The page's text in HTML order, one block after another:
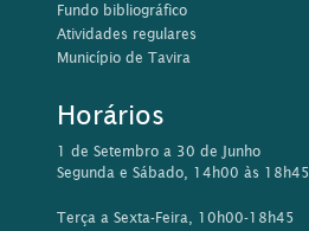
Fundo bibliográfico
Atividades regulares
Município de Tavira
Horários
1 de Setembro a 30 de Junho
Segunda e Sábado, 14h00 às 18h45
Terça a Sexta-Feira, 10h00-18h45